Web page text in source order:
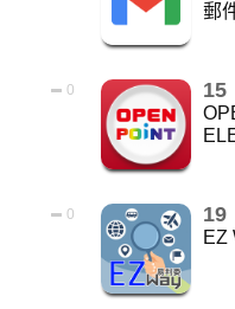
郵
0 15
0 19
EZ